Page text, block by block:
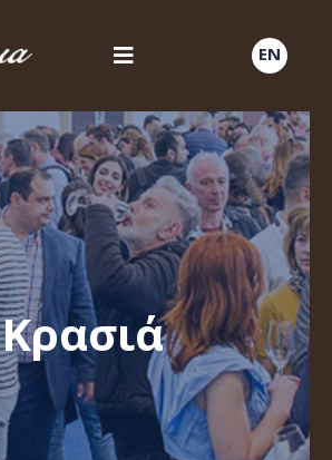
EN
Κρασιά